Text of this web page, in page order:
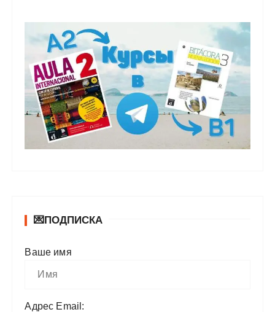
💌ПОДПИСКА
Ваше имя
Адрес Email: